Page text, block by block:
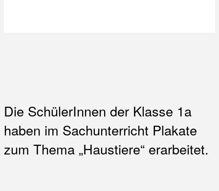
Die SchülerInnen der Klasse 1a
haben im Sachunterricht Plakate
zum Thema „Haustiere“ erarbeitet.